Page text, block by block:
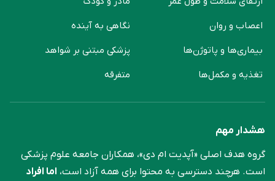
اعصاب و روان
بیماری‌ها و پاتوژن‌ها
تغذیه و مکمل‌ها
نگاهی به آینده
پزشکی مبتنی بر شواهد
متفرقه
هشدار مهم
گروه هدف اصلی «آپدیت ام دی»، همکاران جامعه علوم ‌پزشکی
است. هرچند دسترسی به محتوا برای همه آزاد است، اما افراد